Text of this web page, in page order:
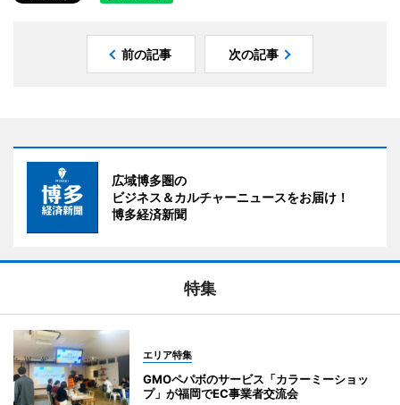
前の記事 次の記事
広域博多圏の
ビジネス＆カルチャーニュースをお届け！
博多経済新聞
特集
エリア特集
GMOペパボのサービス「カラーミーショッ
プ」が福岡でEC事業者交流会